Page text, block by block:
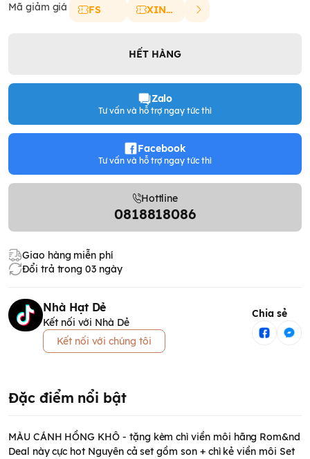
Mã giảm giá FS XINCHAO
HẾT HÀNG
Zalo
Tư vấn và hỗ trợ ngay tức thì
Facebook
Tư vấn và hỗ trợ ngay tức thì
Hottline
0818818086
Giao hàng miễn phí
Đổi trả trong 03 ngày
Nhà Hạt Dẻ
Kết nối với Nhà Dẻ
Kết nối với chúng tôi
Chia sẻ
Đặc điểm nổi bật
MÀU CÁNH HỒNG KHÔ - tặng kèm chì viền môi hãng Rom&nd
Deal này cực hot Nguyên cả set gồm son + chì kẻ viền môi Set